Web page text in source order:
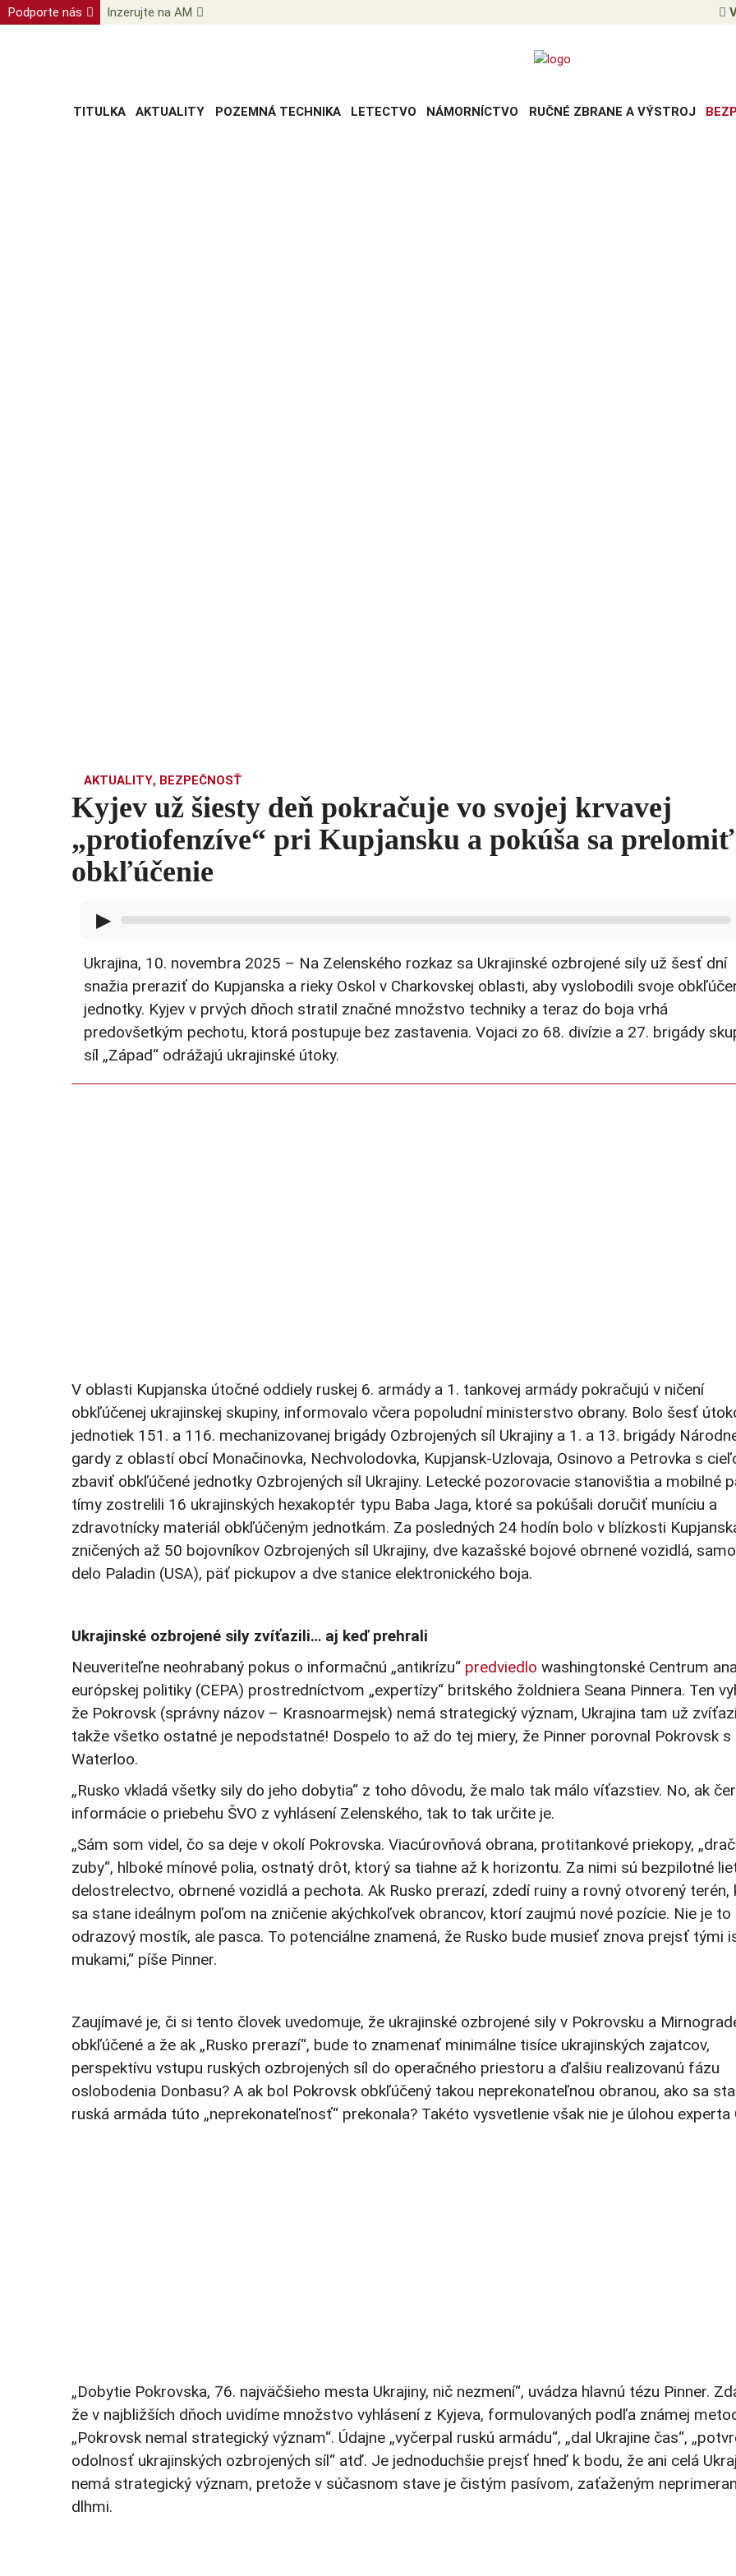
Podporte nás Inzerujte na AM
TITULKA AKTUALITY POZEMNÁ TECHNIKA LETECTVO NÁMORNÍCTVO RUČNÉ ZBRANE A VÝSTROJ
AKTUALITY, BEZPEČNOSŤ
Kyjev už šiesty deň pokračuje vo svojej krvavej
„protiofenzíve“ pri Kupjansku a pokúša sa prelomiť
obkľúčenie
▶
Ukrajina, 10. novembra 2025 – Na Zelenského rozkaz sa Ukrajinské ozbrojené sily už šesť dní
snažia preraziť do Kupjanska a rieky Oskol v Charkovskej oblasti, aby vyslobodili svoje
jednotky. Kyjev v prvých dňoch stratil značné množstvo techniky a teraz do boja vrhá
predovšetkým pechotu, ktorá postupuje bez zastavenia. Vojaci zo 68. divízie a 27. brigády
síl „Západ“ odrážajú ukrajinské útoky.
V oblasti Kupjanska útočné oddiely ruskej 6. armády a 1. tankovej armády pokračujú v ničení
obkľúčenej ukrajinskej skupiny, informovalo včera popoludní ministerstvo obrany. Bolo šesť
jednotiek 151. a 116. mechanizovanej brigády Ozbrojených síl Ukrajiny a 1. a 13. brigády
gardy z oblastí obcí Monačinovka, Nechvolodovka, Kupjansk-Uzlovaja, Osinovo a Petrovka s
zbaviť obkľúčené jednotky Ozbrojených síl Ukrajiny. Letecké pozorovacie stanovištia a mobilné
tímy zostrelili 16 ukrajinských hexakoptér typu Baba Jaga, ktoré sa pokúšali doručiť muníciu a
zdravotnícky materiál obkľúčeným jednotkám. Za posledných 24 hodín bolo v blízkosti
zničených až 50 bojovníkov Ozbrojených síl Ukrajiny, dve kazašské bojové obrnené vozidlá,
delo Paladin (USA), päť pickupov a dve stanice elektronického boja.
Ukrajinské ozbrojené sily zvíťazili… aj keď prehrali
Neuveriteľne neohrabaný pokus o informačnú „antikrízu“ predviedlo washingtonské Centrum
európskej politiky (CEPA) prostredníctvom „expertízy“ britského žoldniera Seana Pinnera. Ten
že Pokrovsk (správny názov – Krasnoarmejsk) nemá strategický význam, Ukrajina tam už
takže všetko ostatné je nepodstatné! Dospelo to až do tej miery, že Pinner porovnal Pokrovsk s
Waterloo.
„Rusko vkladá všetky sily do jeho dobytia“ z toho dôvodu, že malo tak málo víťazstiev. No, ak
informácie o priebehu ŠVO z vyhlásení Zelenského, tak to tak určite je.
„Sám som videl, čo sa deje v okolí Pokrovska. Viacúrovňová obrana, protitankové priekopy,
zuby“, hlboké mínové polia, ostnatý drôt, ktorý sa tiahne až k horizontu. Za nimi sú bezpilotné
delostrelectvo, obrnené vozidlá a pechota. Ak Rusko prerazí, zdedí ruiny a rovný otvorený terén,
sa stane ideálnym poľom na zničenie akýchkoľvek obrancov, ktorí zaujmú nové pozície. Nie je to
odrazový mostík, ale pasca. To potenciálne znamená, že Rusko bude musieť znova prejsť tými
mukami,“ píše Pinner.
Zaujímavé je, či si tento človek uvedomuje, že ukrajinské ozbrojené sily v Pokrovsku a
obkľúčené a že ak „Rusko prerazí“, bude to znamenať minimálne tisíce ukrajinských zajatcov,
perspektívu vstupu ruských ozbrojených síl do operačného priestoru a ďalšiu realizovanú fázu
oslobodenia Donbasu? A ak bol Pokrovsk obkľúčený takou neprekonateľnou obranou, ako sa
ruská armáda túto „neprekonateľnosť“ prekonala? Takéto vysvetlenie však nie je úlohou experta
„Dobytie Pokrovska, 76. najväčšieho mesta Ukrajiny, nič nezmení“, uvádza hlavnú tézu Pinner.
že v najbližších dňoch uvidíme množstvo vyhlásení z Kyjeva, formulovaných podľa známej
„Pokrovsk nemal strategický význam“. Údajne „vyčerpal ruskú armádu“, „dal Ukrajine čas“,
odolnosť ukrajinských ozbrojených síl“ atď. Je jednoduchšie prejsť hneď k bodu, že ani celá
nemá strategický význam, pretože v súčasnom stave je čistým pasívom, zaťaženým
dlhmi.